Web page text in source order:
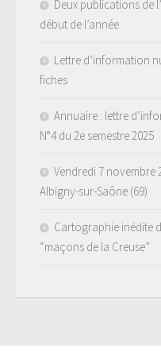
Deux publications de
début de l’année
Lettre d’information
fiches
Annuaire : lettre
N°4 du 2e semestre 2025
Vendredi 7 novembre
Albigny-sur-Saône (69)
Cartographie inédite
“maçons de la Creuse”